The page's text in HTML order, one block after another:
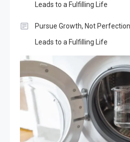
Leads to a Fulfilling Life
Pursue Growth, Not
Leads to a Fulfilling Life